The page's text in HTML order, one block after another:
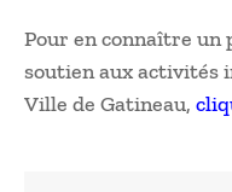
Pour en connaître un
soutien aux activités
Ville de Gatineau,